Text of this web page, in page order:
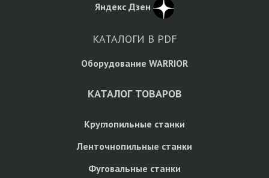
Яндекс Дзен
КАТАЛОГИ В PDF
Оборудование WARRIOR
КАТАЛОГ ТОВАРОВ
Круглопильные станки
Ленточнопильные станки
Фуговальные станки